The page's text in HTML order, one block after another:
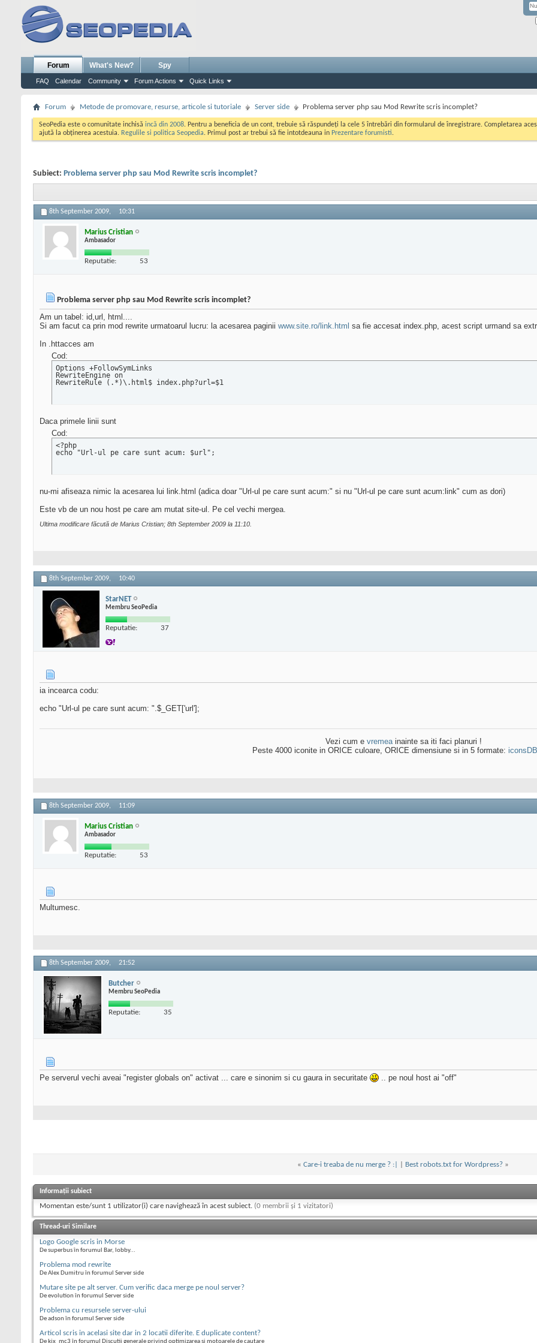
Forum
FAQ Calendar Community Forum Actions Quick Links
What's New? Spy
Forum Metode de promovare, resurse, articole si tutoriale Server side Problema server php sau Mod Rewrite scris incomplet?
SeoPedia este o comunitate inchisă incă din 2008. Pentru a beneficia de un cont, trebuie să răspundeți la cele 5 întrebări din formularul de înregistrare. Completarea
ajută la obținerea acestuia. Regulile si politica Seopedia. Primul post ar trebui să fie intotdeauna in Prezentare forumisti.
Subiect: Problema server php sau Mod Rewrite scris incomplet?
8th September 2009, 10:31
Marius Cristian
Ambasador
Reputatie: 53
Problema server php sau Mod Rewrite scris incomplet?
Am un tabel: id,url, html....
Si am facut ca prin mod rewrite urmatoarul lucru: la acesarea paginii www.site.ro/link.html sa fie accesat index.php, acest script urmand sa
In .httacces am
Cod:
Options +FollowSymLinks
RewriteEngine on
RewriteRule (.*)\.html$ index.php?url=$1
Daca primele linii sunt
Cod:
<?php
echo "Url-ul pe care sunt acum: $url";
nu-mi afiseaza nimic la acesarea lui link.html (adica doar "Url-ul pe care sunt acum:" si nu "Url-ul pe care sunt acum:link" cum as dori)
Este vb de un nou host pe care am mutat site-ul. Pe cel vechi mergea.
Ultima modificare făcută de Marius Cristian; 8th September 2009 la 11:10
8th September 2009, 10:40
StarNET
Membru SeoPedia
Reputatie: 37
ia incearca codu:
echo "Url-ul pe care sunt acum: ".$_GET['url'];
Vezi cum e vremeainainte sa iti faci planuri !
Peste 4000 iconite in ORICE culoare, ORICE dimensiune si in 5 formate:
8th September 2009, 11:09
Marius Cristian
Ambasador
Reputatie: 53
Multumesc.
8th September 2009, 21:52
Butcher
Membru SeoPedia
Reputatie: 35
Pe serverul vechi aveai "register globals on" activat ... care e sinonim si cu gaura in securitate .. pe noul host ai "off"
« Care-i treaba de nu merge ? :| Best robots.txt for Wordpress? »
Informații subiect
Momentan este/sunt 1 utilizator(i) care navighează în acest subiect. (0 membrii și 1 vizitatori)
Thread-uri Similare
Logo Google scris in Morse
De superbus în forumul Bar, lobby...
Problema mod rewrite
De Alex Dumitru în forumul Server side
Mutare site pe alt server. Cum verific daca merge pe noul server?
De evolution în forumul Server side
Problema cu resursele server-ului
De adson în forumul Server side
Articol scris in acelasi site dar in 2 locatii diferite. E duplicate content?